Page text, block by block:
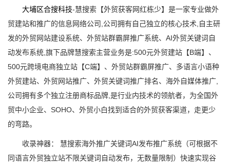
大埔区合搜科技-慧搜索【外贸获客网红栋少】是一家专业做外
贸建站和推广的信息网络公司,公司拥有自己独立的核心技术,自主研
发的外贸网站建设系统、外贸站群霸屏推广系统、AI外贸关键词自
动发布系统,旗下品牌慧搜索主营业务是:500元外贸建站【B端】、
500元跨境电商独立站【C端】、外贸站群霸屏推广、多语言小语种
外贸建站、外贸网站推广、外贸关键词推广排名、海外自媒体推广,
公司拥有多个独立注册商标品牌,是行业内技术的领航者，为全国外
贸中小企业、SOHO、外贸小白找到适合的外贸获客渠道，走更少
的弯路。
收录神器： 慧搜索海外推广关键词AI发布推广系统（可根据不
同语言外贸独立站不限关键词自动发布，无数量限制）快速实现谷